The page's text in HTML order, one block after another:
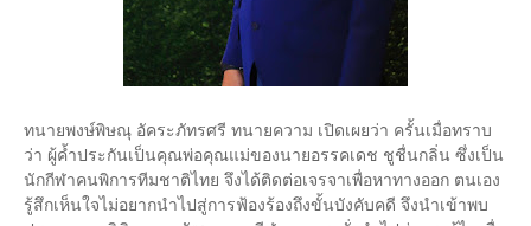
ทนายพงษ์พิษณุ อัคระภัทรศรี ทนายความ เปิดเผยว่า ครั้นเมื่อทราบ
ว่า ผู้ค้ำประกันเป็นคุณพ่อคุณแม่ของนายอรรคเดช ชูชื่นกลิ่น ซึ่งเป็น
นักกีฬาคนพิการทีมชาติไทย จึงได้ติดต่อเจรจาเพื่อหาทางออก ตนเอง
รู้สึกเห็นใจไม่อยากนำไปสู่การฟ้องร้องถึงขั้นบังคับคดี จึงนำเข้าพบ